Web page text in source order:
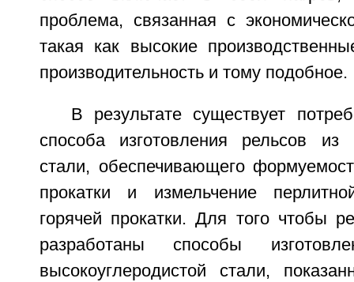
проблема, связанная с
такая как высокие
производительность и тому подобное.
В результате существует
способа изготовления рельсов из
стали, обеспечивающего
прокатки и измельчение
горячей прокатки. Для того чтобы
разработаны способы
высокоуглеродистой стали,